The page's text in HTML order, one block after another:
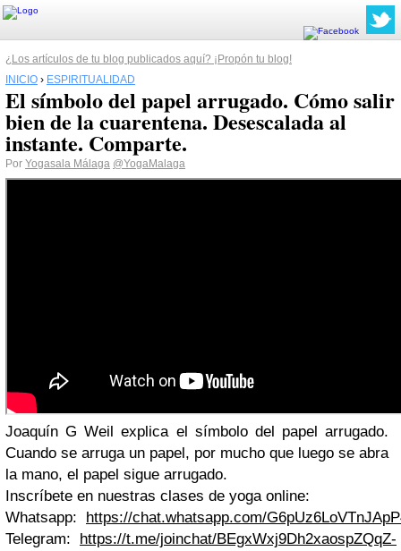
¿Los artículos de tu blog publicados aquí? ¡Propón tu blog!
INICIO › ESPIRITUALIDAD
El símbolo del papel arrugado. Cómo salir
bien de la cuarentena. Desescalada al
instante. Comparte.
Por Yogasala Málaga @YogaMalaga
Joaquín G Weil explica el símbolo del papel arrugado.
Cuando se arruga un papel, por mucho que luego se abra
la mano, el papel sigue arrugado.
Inscríbete en nuestras clases de yoga online:
Whatsapp: https://chat.whatsapp.com/
Telegram: https://t.me/joinchat/BEgxWxj9Dh2xaospZQqZ-